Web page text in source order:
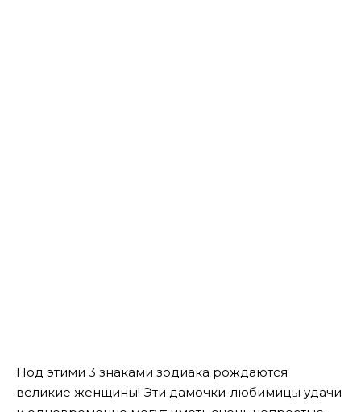
Под этими 3 знаками зодиака рождаются
великие женщины! Эти дамочки-любимицы удачи